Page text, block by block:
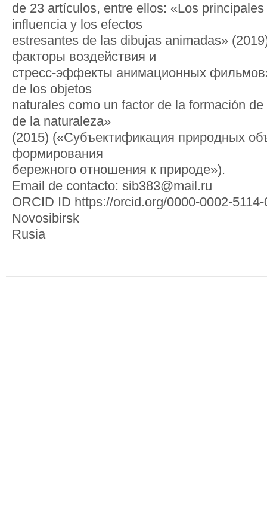
de 23 artículos, entre ellos: «Los
influencia y los efectos
estresantes de las dibujas animadas»
факторы воздействия и
стресс-эффекты анимационных
de los objetos
naturales como un factor de la formación
de la naturaleza»
(2015) («Субъектификация природных
формирования
бережного отношения к природе»).
Email de contacto: sib383@mail.ru
ORCID ID https://orcid.org/0000-0002-
Novosibirsk
Rusia